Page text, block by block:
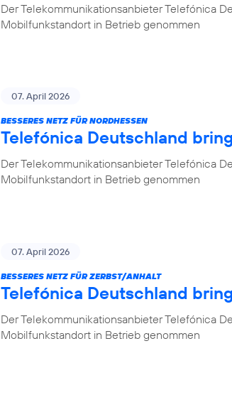
Der Telekommunikationsanbieter Telefónica
Mobilfunkstandort in Betrieb genommen
07. April 2026
BESSERES NETZ FÜR NORDHESSEN
Telefónica Deutschland
Der Telekommunikationsanbieter Telefónica
Mobilfunkstandort in Betrieb genommen
07. April 2026
BESSERES NETZ FÜR ZERBST/ANHALT
Telefónica Deutschland
Der Telekommunikationsanbieter Telefónica
Mobilfunkstandort in Betrieb genommen